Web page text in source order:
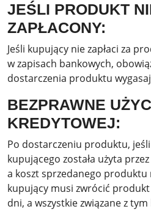
JEŚLI PRODUKT
ZAPŁACONY:
Jeśli kupujący nie zapłaci za
w zapisach bankowych,
dostarczenia produktu
BEZPRAWNE
KREDYTOWEJ:
Po dostarczeniu produktu,
kupującego została użyta
a koszt sprzedanego produktu
kupujący musi zwrócić
dni, a wszystkie związane z